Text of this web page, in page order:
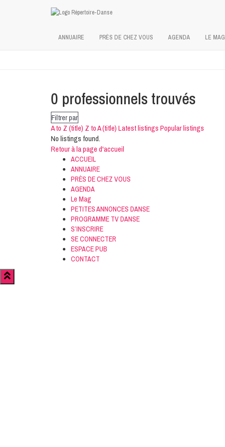
ANNUAIRE PRÈS DE CHEZ VOUS AGENDA LE MAG
0 professionnels trouvés
Filtrer par
A to Z (title) Z to A (title)Latest listingsPopular listings
No listings found.
Retour à la page d'accueil
ACCUEIL
ANNUAIRE
PRÈS DE CHEZ VOUS
AGENDA
Le Mag
PETITES ANNONCES DANSE
PROGRAMME TV DANSE
S’INSCRIRE
SE CONNECTER
ESPACE PUB
CONTACT